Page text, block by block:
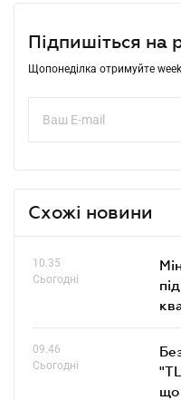
Підпишіться на
Щопонеділка отримуйте
Схожі новини
10.35
Сьогодні
09.46
Сьогодні
що